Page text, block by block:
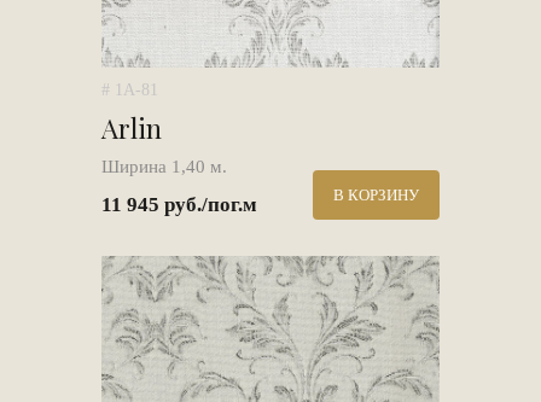
# 1A-81
Arlin
Ширина 1,40 м.
11 945 руб./пог.м В КОРЗИНУ